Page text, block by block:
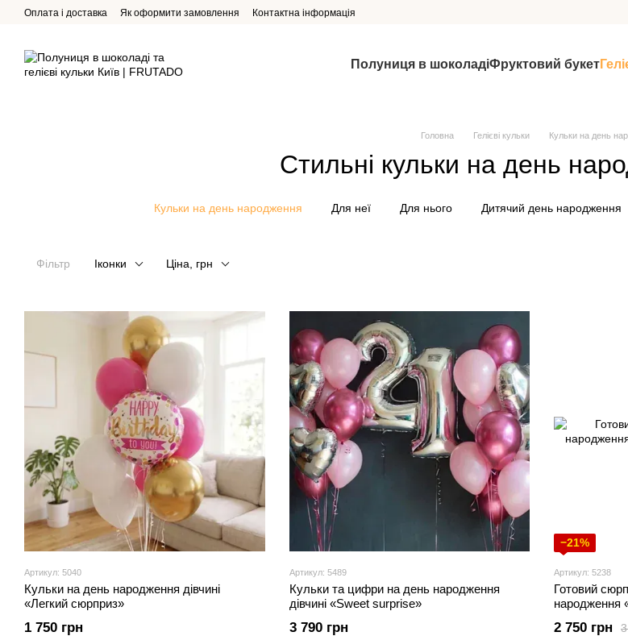
Перейти до основного контенту
Оплата і доставка Як оформити замовлення Контактна інформація
Полуниця в шоколадіФруктовий букет
Головна Гелієві кульки Кульки на день
Стильні кульки на день
Кульки на день народження Для неї Для нього Дитячий день народження
Фільтр Іконки Ціна, грн
Артикул: 5040
Кульки на день народження дівчині
«Легкий сюрприз»
1 750 грн
Артикул: 5489
Кульки та цифри на день народження
дівчині ‭«Sweet surprise»
3 790 грн
−21%
Артикул: 5238
Готовий
народження
2 750 грн